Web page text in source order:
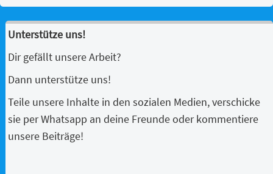
Unterstütze uns!
Dir gefällt unsere Arbeit?
Dann unterstütze uns!
Teile unsere Inhalte in den sozialen Medien, verschicke
sie per Whatsapp an deine Freunde oder kommentiere
unsere Beiträge!